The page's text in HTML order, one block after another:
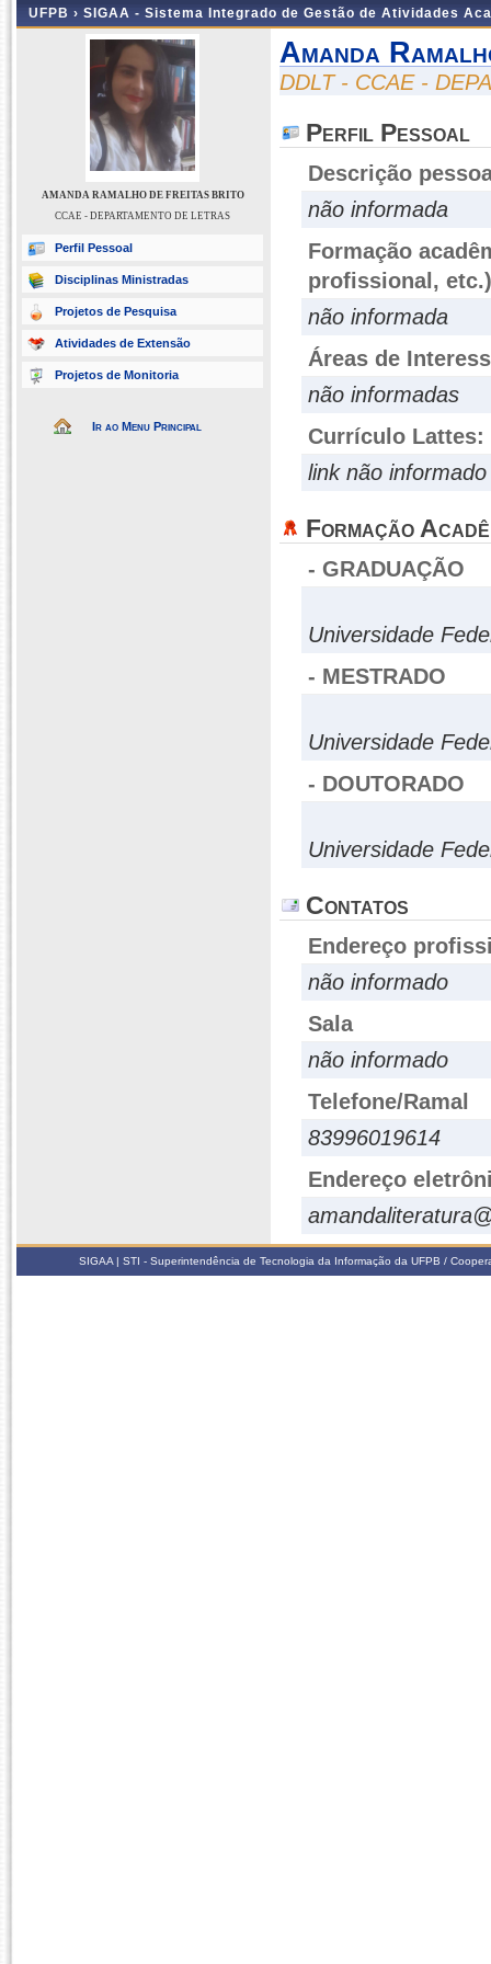
UFPB › SIGAA - Sistema Integrado de Gestão de Atividades
AMANDA RAMALHO DE FREITAS BRITO
CCAE - DEPARTAMENTO DE LETRAS
Perfil Pessoal
Disciplinas Ministradas
Projetos de Pesquisa
Atividades de Extensão
Projetos de Monitoria
Ir ao Menu Principal
Amanda
DDLT - CCAE -
Perfil Pessoal
Descrição
não informada
Formação
profissional, etc.)
não informada
Áreas de
não informadas
Currículo Lattes:
link não informado
Formação
- GRADUAÇÃO
Universidade
- MESTRADO
Universidade
- DOUTORADO
Universidade
Contatos
Endereço
não informado
Sala
não informado
Telefone/Ramal
83996019614
Endereço
SIGAA | STI - Superintendência de Tecnologia da Informação da UFPB /